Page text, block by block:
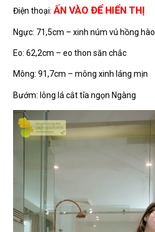
Điện thoại:ẤN VÀO ĐỂ HIỂN THỊ
Ngực: 71,5cm – xinh núm vú hồng hào
Eo: 62,2cm – eo thon săn chắc
Mông: 91,7cm – mông xinh láng mịn
Bướm: lông lá cắt tỉa ngọn Ngàng